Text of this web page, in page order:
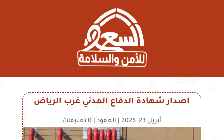
اصدار شهادة الدفاع المدني غرب الرياض
أبريل 23, 2026 العقود 0 تعليقات